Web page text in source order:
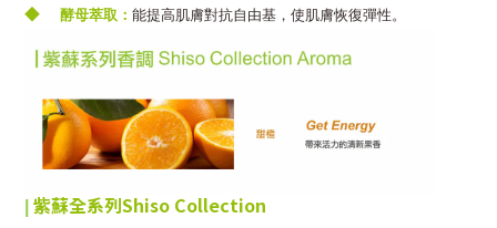
◆ 酵母萃取： 能提高肌膚對抗自由基，使肌膚恢復彈性。
紫蘇全系列Shiso Collection